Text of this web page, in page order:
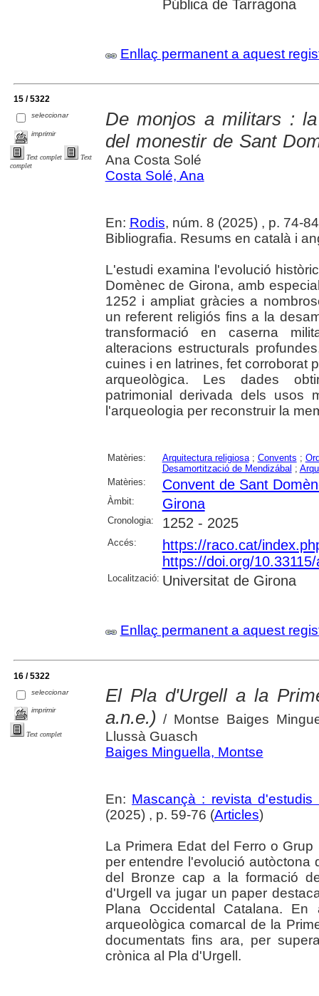
Pública de Tarragona
Enllaç permanent a aquest
15 / 5322
seleccionar
imprimir
Text complet
Text
complet
De monjos a militars :
del monestir de Sant
Ana Costa Solé
Costa Solé, Ana
En: Rodis, núm. 8 (2025) , p. 74-
Bibliografia. Resums en català i
L'estudi examina l'evolució
Domènec de Girona, amb
1252 i ampliat gràcies a
un referent religiós fins a la
transformació en caserna
alteracions estructurals
cuines i en latrines, fet corroborat
arqueològica. Les dades
patrimonial derivada dels usos
l'arqueologia per reconstruir la
Matèries: Arquitectura religiosa; Convents ;
Desamortització de Mendizábal ;
Matèries:
Convent de Sant
Àmbit: Girona
Cronologia: 1252 - 2025
Accés:
https://raco.cat/
https://doi.org/
Localització: Universitat de Girona
Enllaç permanent a aquest
16 / 5322
seleccionar
imprimir
Text complet
El Pla d'Urgell a la
a.n.e.) / Montse Baiges
Llussà Guasch
Baiges Minguella, Montse
En: Mascançà : revista
(2025) , p. 59-76 (Articles)
La Primera Edat del Ferro o
per entendre l'evolució
del Bronze cap a la formació
d'Urgell va jugar un paper
Plana Occidental Catalana.
arqueològica comarcal de la
documentats fins ara, per
crònica al Pla d'Urgell.